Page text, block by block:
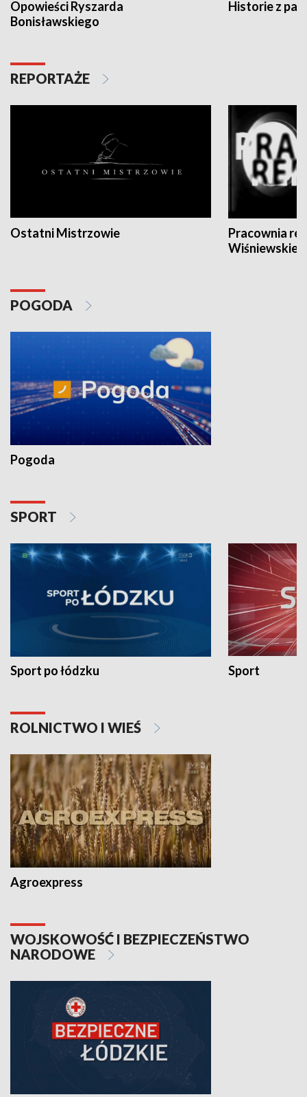
Opowieści Ryszarda
Bonisławskiego
Historie z
REPORTAŻE
Ostatni Mistrzowie
Pracownia
POGODA
Pogoda
SPORT
Sport po łódzku Sport
ROLNICTWO I WIEŚ
Agroexpress
WOJSKOWOŚĆ I BEZPIECZEŃSTWO
NARODOWE